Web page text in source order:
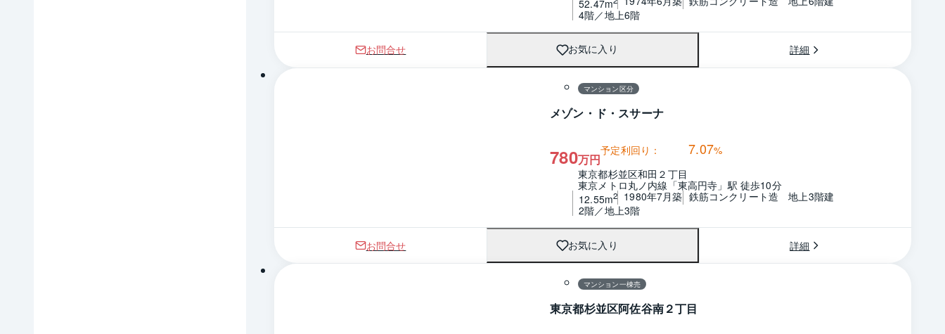
52.47m
4階／地上6階
お問合せ お気に入り 詳細
マンション区分
メゾン・ド・スサーナ
780万円
予定利回り： 7.07%
東京都杉並区和田２丁目
東京メトロ丸ノ内線「東高円寺」駅 徒歩10分
12.55m2 1980年7月築 鉄筋コンクリート造　地上3階建
2階／地上3階
お問合せ お気に入り 詳細
マンション一棟売
東京都杉並区阿佐谷南２丁目